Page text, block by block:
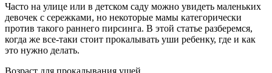
Часто на улице или в детском саду можно увидеть маленьких
девочек с сережками, но некоторые мамы категорически
против такого раннего пирсинга. В этой статье разберемся,
когда же все-таки стоит прокалывать уши ребенку, где и как
это нужно делать.
Возраст для прокалывания ушей